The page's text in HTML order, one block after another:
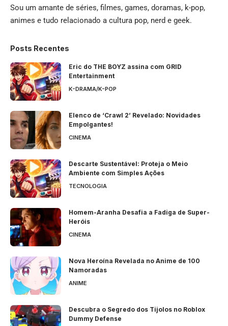
Sou um amante de séries, filmes, games, doramas, k-pop,
animes e tudo relacionado a cultura pop, nerd e geek.
Posts Recentes
Eric do THE BOYZ assina com GRID
Entertainment
K-DRAMA/K-POP
Elenco de ‘Crawl 2’ Revelado: Novidades
Empolgantes!
CINEMA
Descarte Sustentável: Proteja o Meio
Ambiente com Simples Ações
TECNOLOGIA
Homem-Aranha Desafia a Fadiga de Super-
Heróis
CINEMA
Nova Heroína Revelada no Anime de 100
Namoradas
ANIME
Descubra o Segredo dos Tijolos no Roblox
Dummy Defense